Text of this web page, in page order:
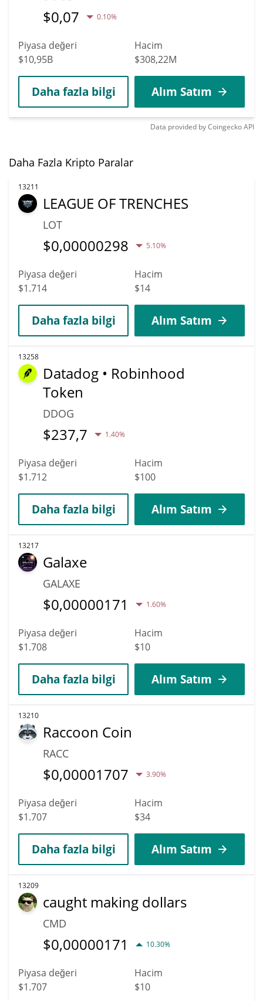
$0,07 0.10%
Piyasa değeri
$10,95B
Hacim
$308,22M
Daha fazla bilgi Alım Satım
Data provided byCoingeckoAPI
Daha Fazla Kripto Paralar
13211
LEAGUE OF TRENCHES
LOT
$0,00000298 5.10%
Piyasa değeri
$1.714
Hacim
$14
Daha fazla bilgi Alım Satım
13258
Datadog • Robinhood
Token
DDOG
$237,7 1.40%
Piyasa değeri
$1.712
Hacim
$100
Daha fazla bilgi Alım Satım
13217
Galaxe
GALAXE
$0,00000171 1.60%
Piyasa değeri
$1.708
Hacim
$10
Daha fazla bilgi Alım Satım
13210
Raccoon Coin
RACC
$0,00001707 3.90%
Piyasa değeri
$1.707
Hacim
$34
Daha fazla bilgi Alım Satım
13209
caught making dollars
CMD
$0,00000171 10.30%
Piyasa değeri
$1.707
Hacim
$10